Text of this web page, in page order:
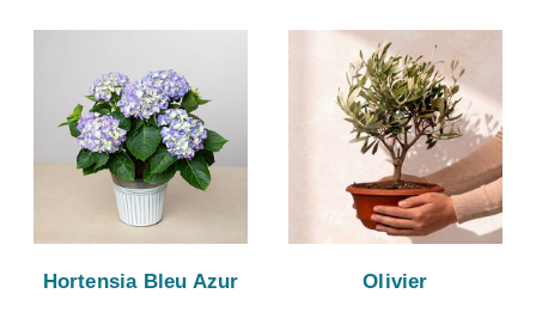
Hortensia Bleu Azur Olivier